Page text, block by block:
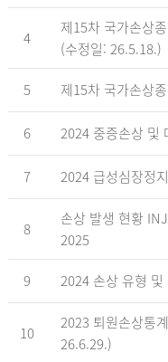
4
제15차 국가손상
(수정일: 26.5.18.)
5 제15차 국가손상
6 2024 중증손상 및
7 2024 급성심장정
8
손상 발생 현황
2025
9 2024 손상 유형 및
10
2023 퇴원손상통
26.6.29.)